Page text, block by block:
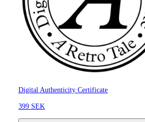
Digital Authenticity Certificate
399 SEK